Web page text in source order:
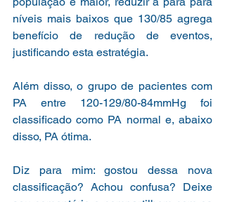
níveis mais baixos que 130/85 agrega
benefício de redução de eventos,
justificando esta estratégia.
Além disso, o grupo de pacientes com
PA entre 120-129/80-84mmHg foi
classificado como PA normal e, abaixo
disso, PA ótima.
Diz para mim: gostou dessa nova
classificação? Achou confusa? Deixe